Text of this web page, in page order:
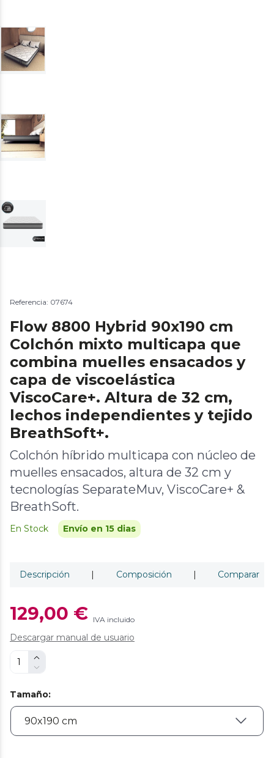
Referencia: 07674
Flow 8800 Hybrid 90x190 cm
Colchón mixto multicapa que
combina muelles ensacados y
capa de viscoelástica
ViscoCare+. Altura de 32 cm,
lechos independientes y tejido
BreathSoft+.
Colchón híbrido multicapa con núcleo de
muelles ensacados, altura de 32 cm y
tecnologías SeparateMuv, ViscoCare+ &
BreathSoft.
En Stock Envío en 15 dias
Descripción | Composición | Comparar
129,00 € IVA incluido
Descargar manual de usuario
Tamaño: